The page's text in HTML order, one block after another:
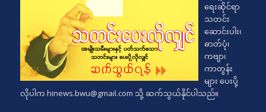
ရေးဆိုင်ရာ
သတင်း
ဆောင်းပါး၊
ဓာတ်ပုံ၊
ကဗျာ၊
ကာတွန်း
များ ပေးပို့
လိုပါက hinews.bwu@gmail.com သို့ ဆက်သွယ်နိုင်ပါသည်။